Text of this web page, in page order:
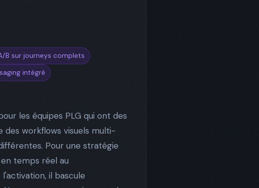
B sur journeys complets
intégré
les équipes PLG qui ont des
des workflows visuels multi-
Pour une stratégie
temps réel au
il bascule